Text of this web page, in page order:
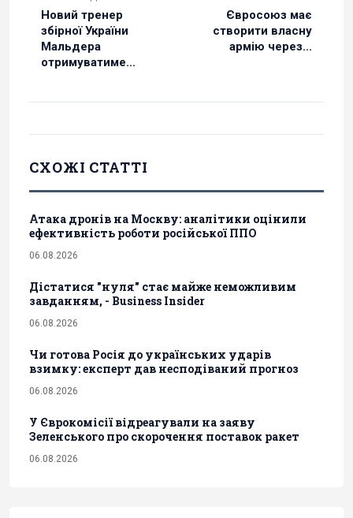
Новий тренер
збірної України
Мальдера
отримуватиме...
Євросоюз має
створити власну
армію через...
СХОЖІ СТАТТІ
Атака дронів на Москву: аналітики оцінили
ефективність роботи російської ППО
06.08.2026
Дістатися "нуля" стає майже неможливим
завданням, - Business Insider
06.08.2026
Чи готова Росія до українських ударів
взимку: експерт дав несподіваний прогноз
06.08.2026
У Єврокомісії відреагували на заяву
Зеленського про скорочення поставок ракет
06.08.2026